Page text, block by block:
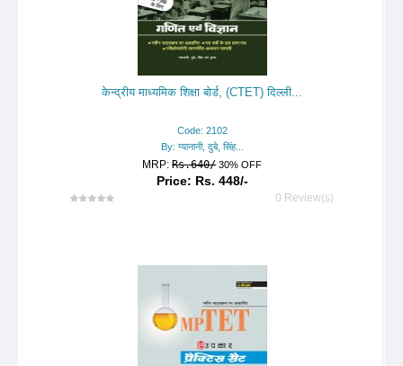
केन्द्रीय माध्यमिक शिक्षा बोर्ड, (CTET) दिल्ली...
Code: 2102
By: ग्यानानी, दुबे, सिंह...
MRP:Rs.640/ 30% OFF
Price: Rs. 448/-
0 Review(s)